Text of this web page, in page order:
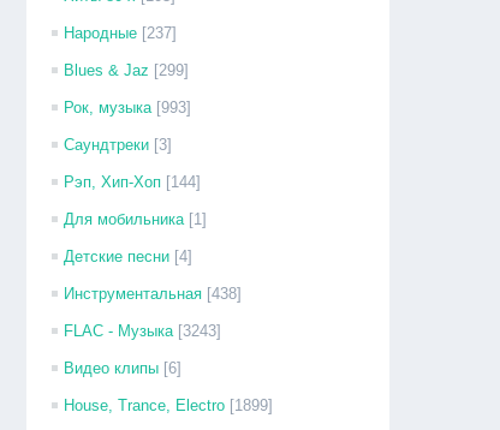
Народные [237]
Blues & Jaz [299]
Рок, музыка [993]
Саундтреки [3]
Рэп, Хип-Хоп [144]
Для мобильника [1]
Детские песни [4]
Инструментальная [438]
FLAC - Музыка [3243]
Видео клипы [6]
House, Trance, Electro [1899]